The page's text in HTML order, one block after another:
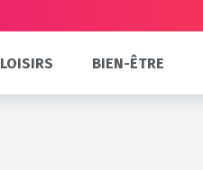
LOISIRS BIEN-ÊTRE